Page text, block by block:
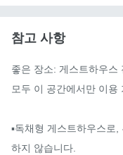
참고 사항
좋은 장소: 게스트하우스
모두 이 공간에서만 이용
▪️독채형 게스트하우스로
하지 않습니다.